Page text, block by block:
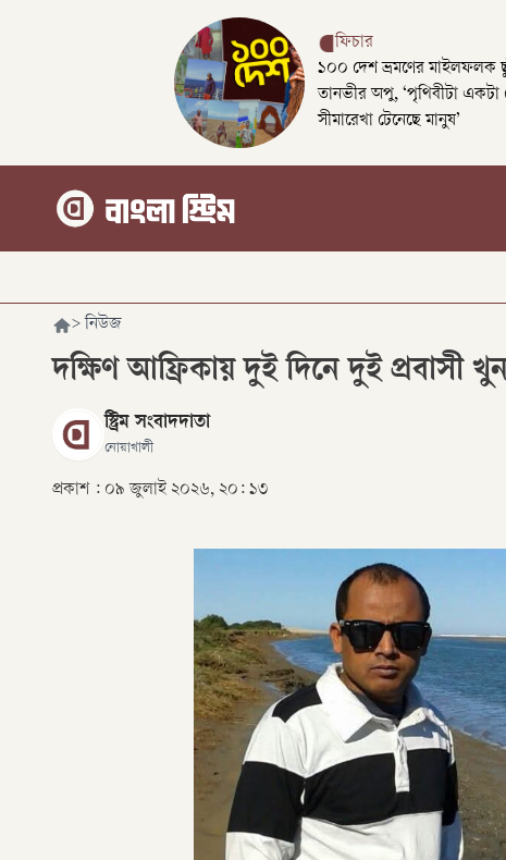
ফিচার
১০০ দেশ ভ্রমণের মাইলফলক
তানভীর অপু, ‘পৃথিবীটা একটা
সীমারেখা টেনেছে মানুষ’
> নিউজ
দক্ষিণ আফ্রিকায় দুই দিনে দুই প্রবাসী
স্ট্রিম সংবাদদাতা
নোয়াখালী
প্রকাশ : ০৯ জুলাই ২০২৬, ২০: ১৩